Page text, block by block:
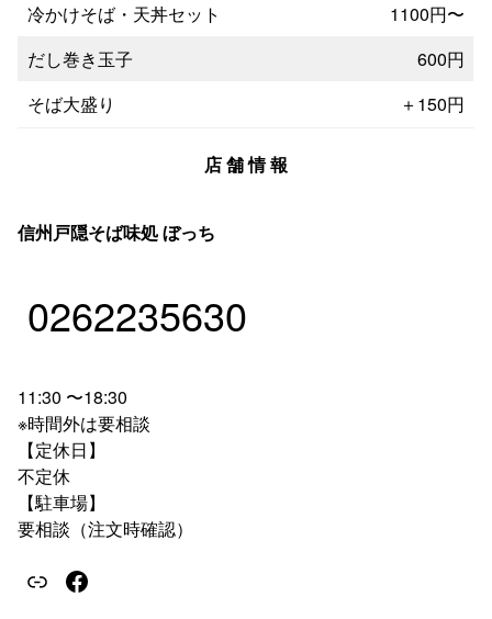
冷かけそば・天丼セット
1100円〜
だし巻き玉子
600円
そば大盛り
＋150円
店 舗 情 報
信州戸隠そば味処 ぼっち
0262235630
11:30 〜18:30
※時間外は要相談
【定休日】
不定休
【駐車場】
要相談（注文時確認）
ホームページ フェイスブック